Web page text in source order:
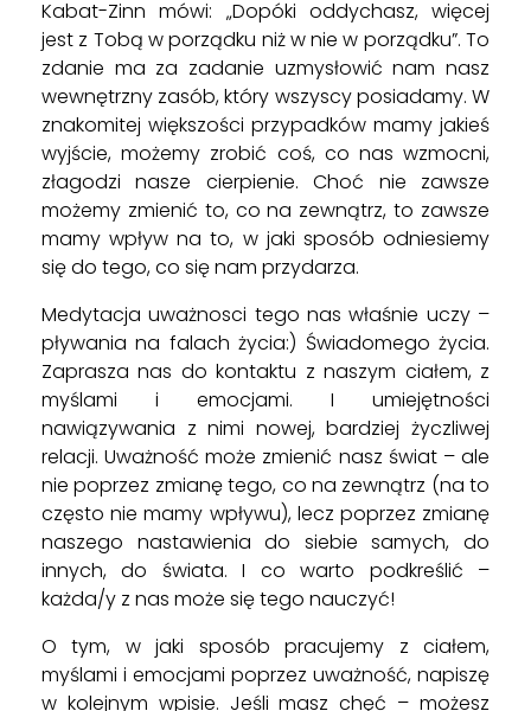
Kabat-Zinn mówi: „Dopóki oddychasz, więcej
jest z Tobą w porządku niż w nie w porządku”. To
zdanie ma za zadanie uzmysłowić nam nasz
wewnętrzny zasób, który wszyscy posiadamy. W
znakomitej większości przypadków mamy jakieś
wyjście, możemy zrobić coś, co nas wzmocni,
złagodzi nasze cierpienie. Choć nie zawsze
możemy zmienić to, co na zewnątrz, to zawsze
mamy wpływ na to, w jaki sposób odniesiemy
się do tego, co się nam przydarza.
Medytacja uważnosci tego nas właśnie uczy –
pływania na falach życia:) Świadomego życia.
Zaprasza nas do kontaktu z naszym ciałem, z
myślami i emocjami. I umiejętności
nawiązywania z nimi nowej, bardziej życzliwej
relacji. Uważność może zmienić nasz świat – ale
nie poprzez zmianę tego, co na zewnątrz (na to
często nie mamy wpływu), lecz poprzez zmianę
naszego nastawienia do siebie samych, do
innych, do świata. I co warto podkreślić –
każda/y z nas może się tego nauczyć!
O tym, w jaki sposób pracujemy z ciałem,
myślami i emocjami poprzez uważność, napiszę
w kolejnym wpisie. Jeśli masz chęć – możesz